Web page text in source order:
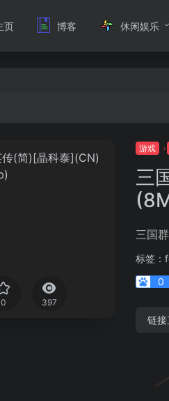
页 博客 休闲娱乐
0 397
游戏
三
三国
标签：
0
链接